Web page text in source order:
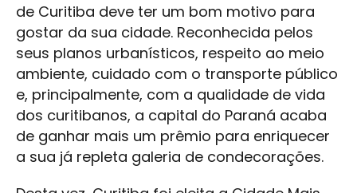
de Curitiba deve ter um bom motivo para
gostar da sua cidade. Reconhecida pelos
seus planos urbanísticos, respeito ao meio
ambiente, cuidado com o transporte público
e, principalmente, com a qualidade de vida
dos curitibanos, a capital do Paraná acaba
de ganhar mais um prêmio para enriquecer
a sua já repleta galeria de condecorações.